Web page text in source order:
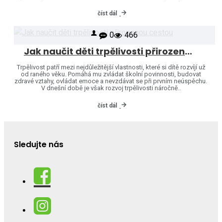
číst dál
0 466
Jak naučit děti trpělivosti přirozenou cestou
Trpělivost patří mezi nejdůležitější vlastnosti, které si dítě rozvíjí už
od raného věku. Pomáhá mu zvládat školní povinnosti, budovat
zdravé vztahy, ovládat emoce a nevzdávat se při prvním neúspěchu.
V dnešní době je však rozvoj trpělivosti náročně..
číst dál
Sledujte nás